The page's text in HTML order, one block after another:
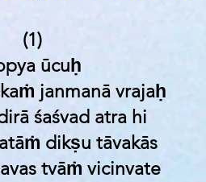
(1)
ūcuḥ
janmanā vrajaḥ
śaśvad atra hi
dikṣu tāvakās
tvāṁ vicinvate